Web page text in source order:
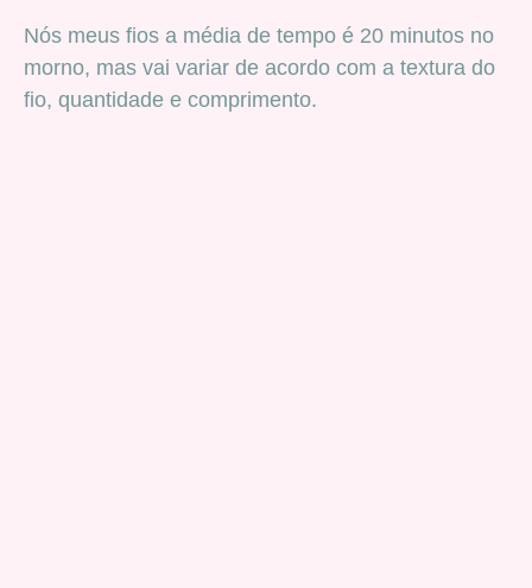
Nós meus fios a média de tempo é 20 minutos no
morno, mas vai variar de acordo com a textura do
fio, quantidade e comprimento.